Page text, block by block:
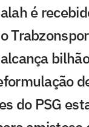
é
Trabzonspor
do PSG